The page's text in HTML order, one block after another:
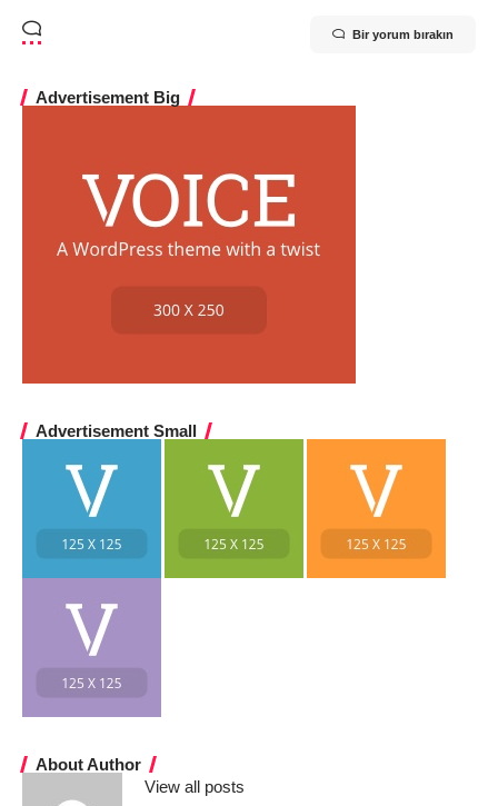
Bir yorum bırakın
Advertisement Big
Advertisement Small
About Author
View all posts